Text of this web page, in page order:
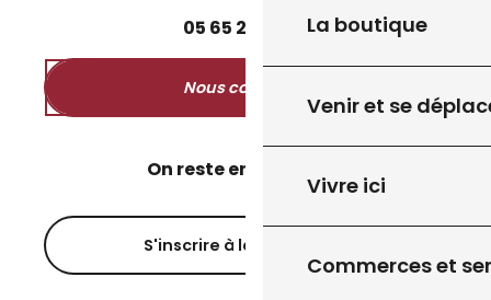
La boutique
Venir et se
Vivre ici
Commerces et
''DE L'EAU D'ICI À L'EAU DE LÀ'' : EXPOSITION
05 65 27 50
Nous contacter
On reste en contact ?
S'inscrire à la newsletter